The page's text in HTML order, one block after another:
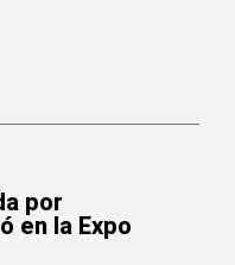
por
en la Expo